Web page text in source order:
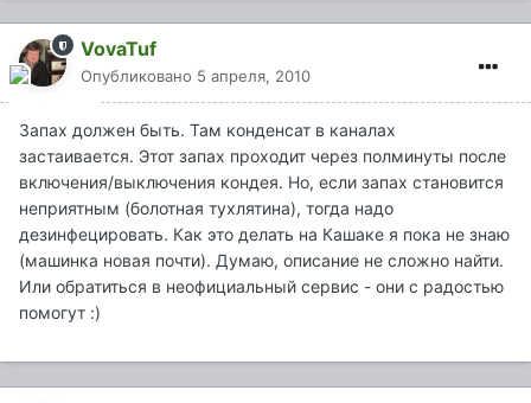
VovaTuf
Опубликовано 5 апреля, 2010
Запах должен быть. Там конденсат в каналах
застаивается. Этот запах проходит через полминуты после
включения/выключения кондея. Но, если запах становится
неприятным (болотная тухлятина), тогда надо
дезинфецировать. Как это делать на Кашаке я пока не знаю
(машинка новая почти). Думаю, описание не сложно найти.
Или обратиться в неофициальный сервис - они с радостью
помогут :)